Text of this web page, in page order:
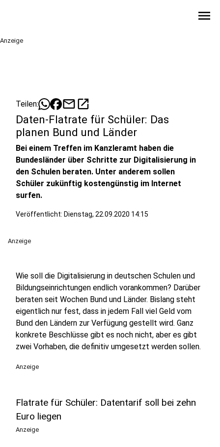
menu
Anzeige
Teilen: mailopen_in_new
Daten-Flatrate für Schüler: Das
planen Bund und Länder
Bei einem Treffen im Kanzleramt haben die
Bundesländer über Schritte zur Digitalisierung in
den Schulen beraten. Unter anderem sollen
Schüler zukünftig kostengünstig im Internet
surfen.
Veröffentlicht: Dienstag, 22.09.2020 14:15
Anzeige
Wie soll die Digitalisierung in deutschen Schulen und
Bildungseinrichtungen endlich vorankommen? Darüber
beraten seit Wochen Bund und Länder. Bislang steht
eigentlich nur fest, dass in jedem Fall viel Geld vom
Bund den Ländern zur Verfügung gestellt wird. Ganz
konkrete Beschlüsse gibt es noch nicht, aber es gibt
zwei Vorhaben, die definitiv umgesetzt werden sollen.
Anzeige
Flatrate für Schüler: Datentarif soll bei zehn
Euro liegen
Anzeige